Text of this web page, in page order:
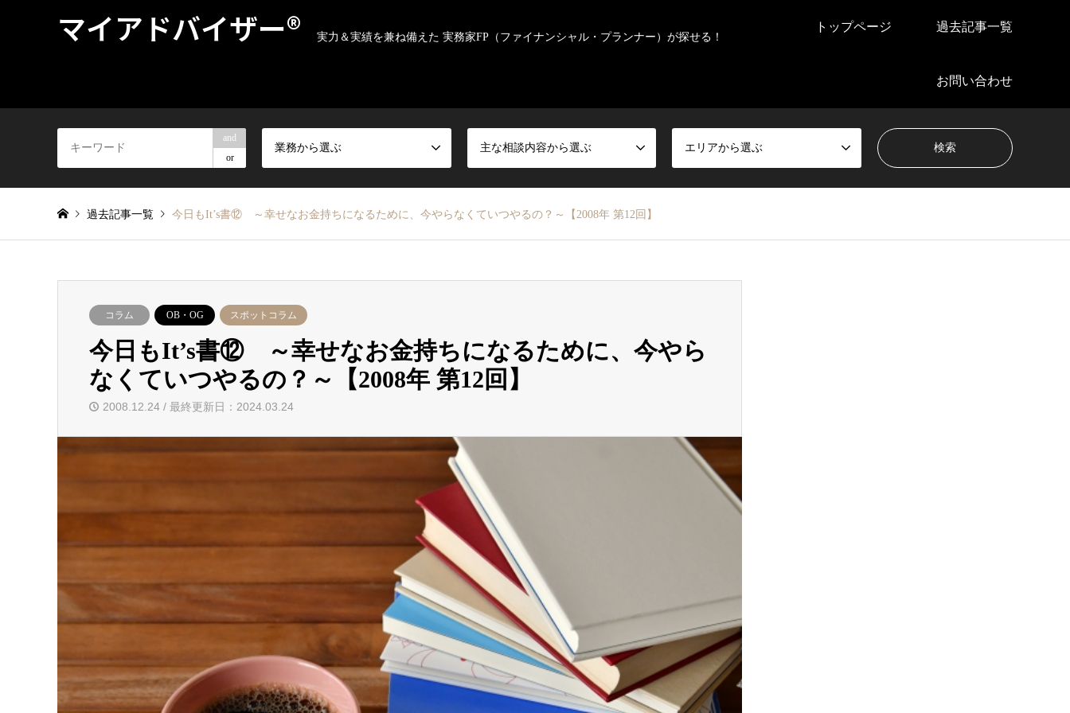
マイアドバイザー® 実力＆実績を兼ね備えた 実務家FP（ファイナンシャル・プランナー）が探せる！
トップページ 過去記事一覧
お問い合わせ
and
or
業務から選ぶ 主な相談内容から選ぶ エリアから選ぶ
過去記事一覧 今日もIt’s書⑫ ～幸せなお金持ちになるために、今やらなくていつやるの？～【2008年 第12回】
コラム OB・OG スポットコラム
今日もIt’s書⑫ ～幸せなお金持ちになるために、今やら
なくていつやるの？～【2008年 第12回】
2008.12.24 / 最終更新日：2024.03.24